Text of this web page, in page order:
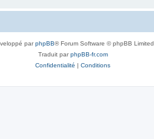
parphpBB® Forum Software © phpBB Limited
Traduit parphpBB-fr.com
Confidentialité | Conditions